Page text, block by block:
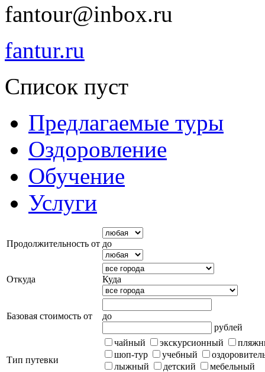
fantour@inbox.ru
fantur.ru
Список пуст
Предлагаемые туры
Оздоровление
Обучение
Услуги
Продолжительность от до
Откуда Куда
Базовая стоимость от
до
рублей
Тип путевки
чайный экскурсионный
шоп-тур
учебный
лыжный
детский
мебельный